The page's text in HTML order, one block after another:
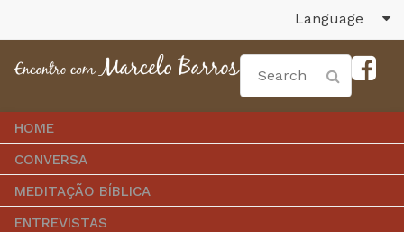
Language
HOME
CONVERSA
MEDITAÇÃO BÍBLICA
ENTREVISTAS